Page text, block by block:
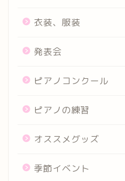
衣装、服装
発表会
ピアノコンクール
ピアノの練習
オススメグッズ
季節イベント